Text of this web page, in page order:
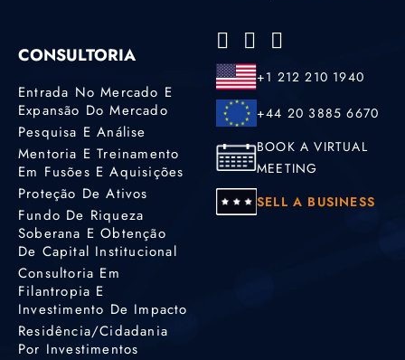
CONSULTORIA
Entrada No Mercado E
Expansão Do Mercado
Pesquisa E Análise
Mentoria E Treinamento
Em Fusões E Aquisições
Proteção De Ativos
Fundo De Riqueza
Soberana E Obtenção
De Capital Institucional
Consultoria Em
Filantropia E
Investimento De Impacto
Residência/cidadania
Por Investimentos
+1 212 210 1940
+44 20 3885 6670
BOOK A VIRTUAL
MEETING
SELL A BUSINESS